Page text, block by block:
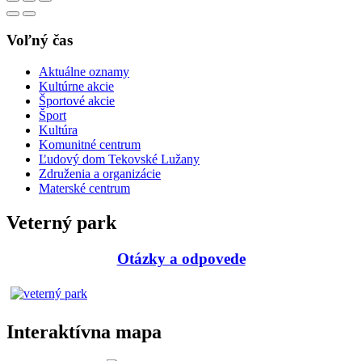
Voľný čas
Aktuálne oznamy
Kultúrne akcie
Športové akcie
Šport
Kultúra
Komunitné centrum
Ľudový dom Tekovské Lužany
Združenia a organizácie
Materské centrum
Veterný park
Otázky a odpovede
Interaktívna mapa